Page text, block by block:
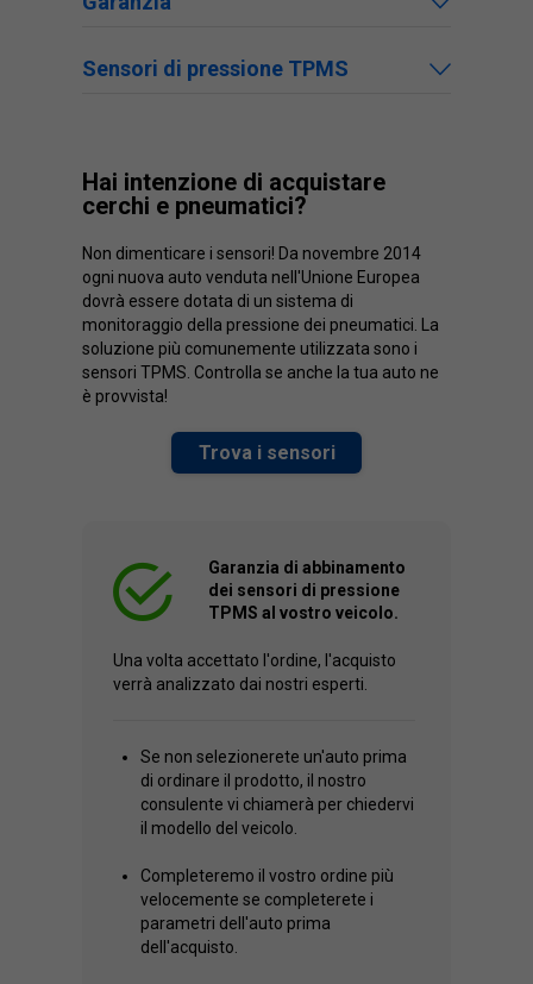
Sensori di pressione TPMS
Hai intenzione di acquistare
cerchi e pneumatici?
Non dimenticare i sensori! Da novembre 2014
ogni nuova auto venduta nell'Unione Europea
dovrà essere dotata di un sistema di
monitoraggio della pressione dei pneumatici. La
soluzione più comunemente utilizzata sono i
sensori TPMS. Controlla se anche la tua auto ne
è provvista!
Trova i sensori
Garanzia di abbinamento
dei sensori di pressione
TPMS al vostro veicolo.
Una volta accettato l'ordine, l'acquisto
verrà analizzato dai nostri esperti.
Se non selezionerete un'auto prima
di ordinare il prodotto, il nostro
consulente vi chiamerà per chiedervi
il modello del veicolo.
Completeremo il vostro ordine più
velocemente se completerete i
parametri dell'auto prima
dell'acquisto.